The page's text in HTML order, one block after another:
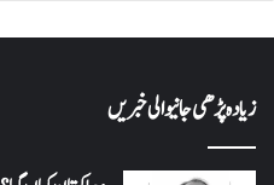
زیادہ پڑھی جانیوالی خبریں